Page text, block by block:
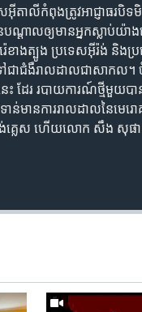
អ៊ីតាលី​កំពុង​​ត្រូវ​អាជ្ញាធរ​បិ
ណ្តាល​ឲ្យ​មាន​អ្នក​ស្លាប់​យ៉ា
េ​ខាង​ត្បូង ប្រទេស​អ៊ីរ៉ង់ និង​
ៅ​ជា​ជំងឺ​រាលដាល​ជា​សាកល
រ ​របាយការណ៍​ថ្មី​មួយ​បាន​
ាន់​មាន​ការ​រាលដាល​នៃ​មេ
លេស ហើយ​លោក​ សឹង សុផា